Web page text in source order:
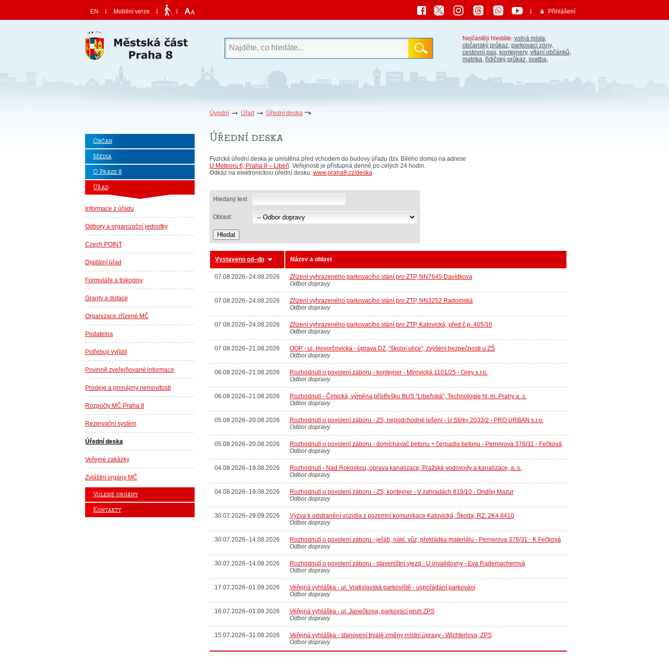
EN Mobilní verze Přihlášení
Nejčastěji hledáte: volná místa,
občanský průkaz, parkovací zóny,
cestovní pas, kontejnery, vítání občánků,
matrika, řidičský průkaz, svatba,
Úvodní Úřad Úřední deska
Občan
Média
O Praze 8
Úřad
Informace z úřadu
Odbory a organizační jednotky
Czech POINT
Digitální úřad
Formuláře a tiskopisy
Granty a dotace
Organizace zřízené MČ
Podatelna
Potřebuji vyřídit
Povinně zveřejňované informace
Prodeje a pronájmy nemovitostí
Rozpočty MČ Praha 8
Rezervační systém
Úřední deska
Veřejné zakázky
Zvláštní orgány MČ
Volené orgány
Kontakty
Úřední deska
Fyzická úřední deska je umístěna před vchodem do budovy úřadu (tzv. Bílého domu) na adrese
U Meteoru 6, Praha 8 – Libeň. Veřejnosti je přístupná denně po celých 24 hodin.
Odkaz na elektronickou úřední desku: www.praha8.cz/deska.
Hledaný text
Oblast:
Vystaveno od–do Název a oblast
07.08.2026–24.08.2026
Zřízení vyhrazeného parkovacího stání pro ZTP, NN7645 Davídkova
Odbor dopravy
07.08.2026–24.08.2026
Zřízení vyhrazeného parkovacího stání pro ZTP, NN3252 Radomská
Odbor dopravy
07.08.2026–24.08.2026
Zřízení vyhrazeného parkovacího stání pro ZTP, Katovická, před č.p. 405/16
Odbor dopravy
07.08.2026–21.08.2026
OOP - ul. Hovorčovická - úprava DZ ,"školní ulice", zvýšení bezpečnosti u ZŠ
Odbor dopravy
06.08.2026–21.08.2026
Rozhodnutí o povolení záboru - kontejner - Mirovická 1101/25 - Grey s.r.o.
Odbor dopravy
06.08.2026–21.08.2026
Rozhodnutí - Čimická, výměna přístřešku BUS "Libeňská", Technologie hl. m. Prahy a. s.
Odbor dopravy
05.08.2026–20.08.2026
Rozhodnutí o povolení záboru - ZS, nepodchodné lešení - U Stírky 2033/2 - PRO URBAN s.r.o.
Odbor dopravy
05.08.2026–20.08.2026
Rozhodnutí o povolení záboru - domíchávač betonu + čerpadlo betonu - Pernerova 378/31 - Fečková
Odbor dopravy
04.08.2026–19.08.2026
Rozhodnutí - Nad Rokoskou, oprava kanalizace, Pražské vodovody a kanalizace, a. s.
Odbor dopravy
04.08.2026–19.08.2026
Rozhodnutí o povolení záboru - ZS, kontejner - V zahradách 819/10 - Ondřej Mazur
Odbor dopravy
30.07.2026–29.09.2026
Výzva k odstranění vozidla z pozemní komunikace Katovická, Škoda, RZ: 2K4 8410
Odbor dopravy
30.07.2026–14.08.2026
Rozhodnutí o povolení záboru - jeřáb, nákl. vůz, překládka materiálu - Pernerova 378/31 - K Fečková
Odbor dopravy
30.07.2026–14.08.2026
Rozhodnutí o povolení záboru - staveništní vjezd - U invalidovny - Eva Rademacherová
Odbor dopravy
17.07.2026–01.09.2026
Veřejná vyhláška - ul. Vratislavská parkoviště - uspořádání parkování
Odbor dopravy
16.07.2026–01.09.2026
Veřejná vyhláška - ul. Janečkova, parkovací pruh ZPS
Odbor dopravy
15.07.2026–31.08.2026
Veřejná vyhláška - stanovení trvalé změny místní úpravy - Wichterlova, ZPS
Odbor dopravy